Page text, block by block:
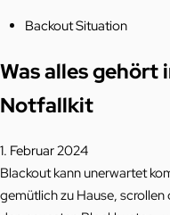
PostedBackout Situation
Was alles gehört
Notfallkit
1. Februar 2024
Blackout kann unerwartet
gemütlich zu Hause,